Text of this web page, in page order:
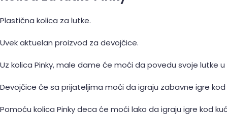
Plastična kolica za lutke.
Uvek aktuelan proizvod za devojčice.
Uz kolica Pinky, male dame će moći da povedu svoje lutke u
Devojčice će sa prijateljima moći da igraju zabavne igre kod
Pomoću kolica Pinky deca će moći lako da igraju igre kod